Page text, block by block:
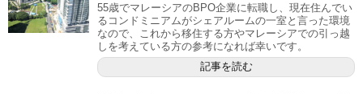
55歳でマレーシアのBPO企業に転職し、現在住んでい
るコンドミニアムがシェアルームの一室と言った環境
なので、これから移住する方やマレーシアでの引っ越
しを考えている方の参考になれば幸いです。
記事を読む